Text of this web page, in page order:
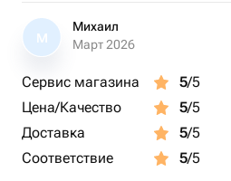
* Помогает уверенно начать
* Экономит время и помогает
ошибок;
* Возвращает к семейным
М
Михаил
Март 2026
Сервис магазина 5/5
Цена/Качество
5/5
Доставка
5/5
Соответствие
5/5